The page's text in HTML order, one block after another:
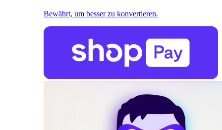
Bewährt, um besser zu konvertieren.